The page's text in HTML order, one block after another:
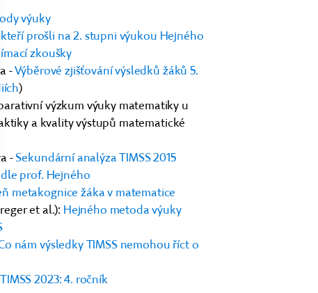
výuky
prošli na 2. stupni výukou Hejného
zkoušky
-Výběrové zjišťování výsledků žáků 5.
)
výzkum výuky matematiky u
a kvality výstupů matematické
-Sekundární analýza TIMSS 2015
prof. Hejného
metakognice žáka v matematice
et al.): Hejného metoda výuky
nám výsledky TIMSS nemohou říct o
2023: 4. ročník